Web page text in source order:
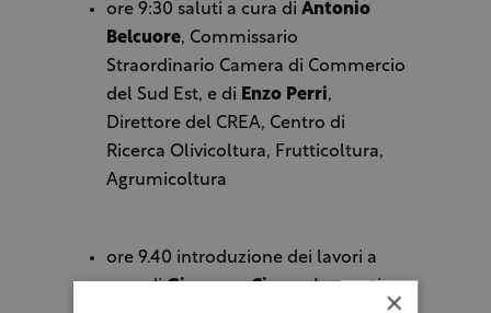
ore 9:30 saluti a cura di Antonio
Belcuore, Commissario
Straordinario Camera di Commercio
del Sud Est, e di Enzo Perri,
Direttore del CREA, Centro di
Ricerca Olivicoltura, Frutticoltura,
Agrumicoltura
ore 9.40 introduzione dei lavori a
cura diGiuseppe Cicero, Innovation
×